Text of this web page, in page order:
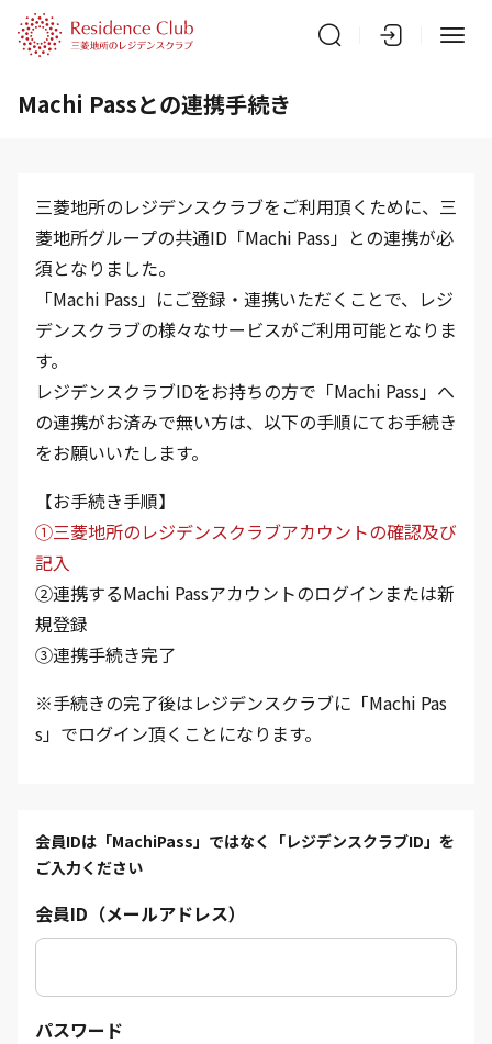
Machi Passとの連携手続き
三菱地所のレジデンスクラブをご利用頂くために、三
菱地所グループの共通ID「Machi Pass」との連携が必
須となりました。
「Machi Pass」にご登録・連携いただくことで、レジ
デンスクラブの様々なサービスがご利用可能となりま
す。
レジデンスクラブIDをお持ちの方で「Machi Pass」へ
の連携がお済みで無い方は、以下の手順にてお手続き
をお願いいたします。
【お手続き手順】
①三菱地所のレジデンスクラブアカウントの確認及び
記入
②連携するMachi Passアカウントのログインまたは新
規登録
③連携手続き完了
※手続きの完了後はレジデンスクラブに「Machi Pas
s」でログイン頂くことになります。
会員IDは「MachiPass」ではなく「レジデンスクラブID」を
ご入力ください
会員ID（メールアドレス）
パスワード